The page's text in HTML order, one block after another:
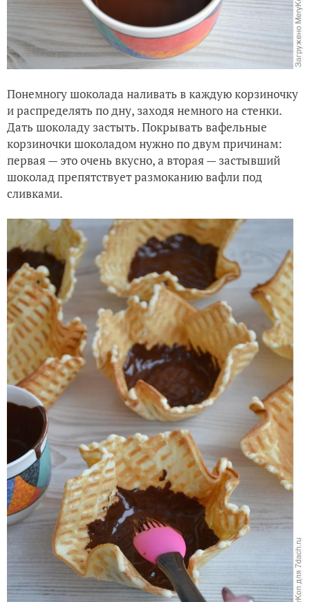
Понемногу шоколада наливать в каждую корзиночку
и распределять по дну, заходя немного на стенки.
Дать шоколаду застыть. Покрывать вафельные
корзиночки шоколадом нужно по двум причинам:
первая — это очень вкусно, а вторая — застывший
шоколад препятствует размоканию вафли под
сливками.